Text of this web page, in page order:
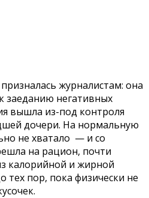
призналась журналистам: она
заеданию негативных
вышла из-под контроля
дочери. На нормальную
не хватало — и со
на рацион, почти
калорийной и жирной
пор, пока физически не